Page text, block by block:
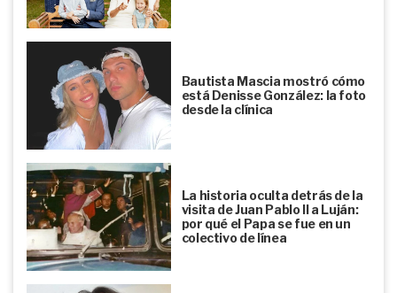
Bautista Mascia mostró cómo
está Denisse González: la foto
desde la clínica
La historia oculta detrás de la
visita de Juan Pablo II a Luján:
por qué el Papa se fue en un
colectivo de línea